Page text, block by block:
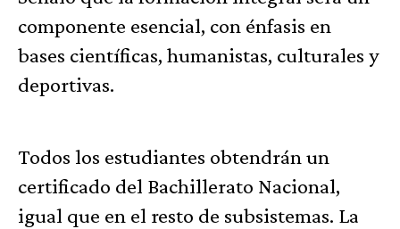
componente esencial, con énfasis en
bases científicas, humanistas, culturales y
deportivas.
Todos los estudiantes obtendrán un
certificado del Bachillerato Nacional,
igual que en el resto de subsistemas. La